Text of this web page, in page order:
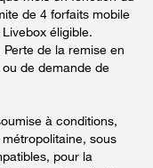
de 4 forfaits mobile
éligible.
de la remise en
de demande de
à conditions,
sous
pour la